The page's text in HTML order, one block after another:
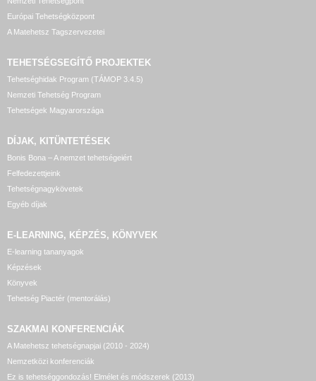
Európai Tehetségközpont
A Matehetsz Tagszervezetei
TEHETSÉGSEGÍTŐ PROJEKTEK
Tehetséghidak Program (TÁMOP 3.4.5)
Nemzeti Tehetség Program
Tehetségek Magyarországa
DÍJAK, KITÜNTETÉSEK
Bonis Bona – A nemzet tehetségeiért
Felfedezettjeink
Tehetségnagykövetek
Egyéb díjak
E-LEARNING, KÉPZÉS, KÖNYVEK
E-learning tananyagok
Képzések
Könyvek
Tehetség Piactér (mentorálás)
SZAKMAI KONFERENCIÁK
A Matehetsz tehetségnapjai (2010 - 2024)
Nemzetközi konferenciák
Ez is tehetséggondozás! Elmélet és módszerek (2013)